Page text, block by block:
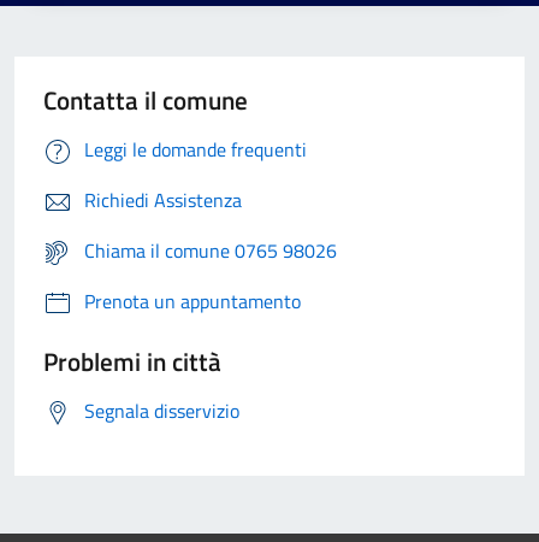
Contatta il comune
Leggi le domande frequenti
Richiedi Assistenza
Chiama il comune 0765 98026
Prenota un appuntamento
Problemi in città
Segnala disservizio